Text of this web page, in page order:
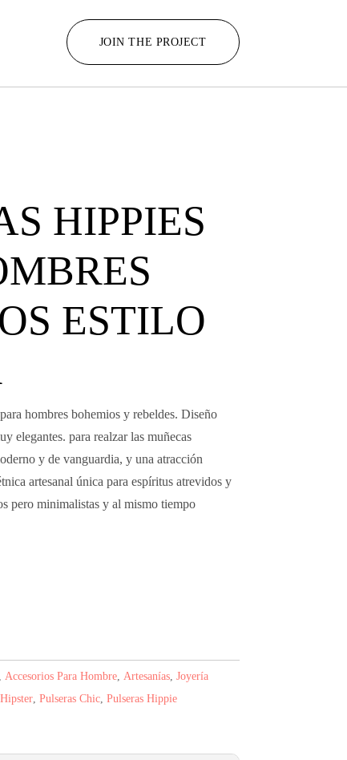
JOIN THE PROJECT
HIPPIES
ESTILO
hombres bohemios y rebeldes. Diseño
elegantes. para realzar las muñecas
y de vanguardia, y una atracción
artesanal única para espíritus atrevidos y
pero minimalistas y al mismo tiempo
Accesorios Para Hombre, Artesanías, Joyería
, Pulseras Chic, Pulseras Hippie